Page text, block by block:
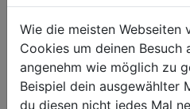
Gewebe
Phthalatfrei
Betriebsdruck
Wie die meisten Webseiten
Cookies um deinen Besuch
angenehm wie möglich zu
Beispiel dein ausgewählter
du diesen nicht jedes Mal